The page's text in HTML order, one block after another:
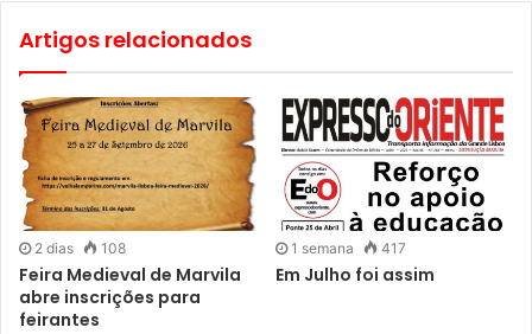
Artigos relacionados
2 dias 108
Feira Medieval de Marvila
abre inscrições para
feirantes
1 semana 417
Em Julho foi assim